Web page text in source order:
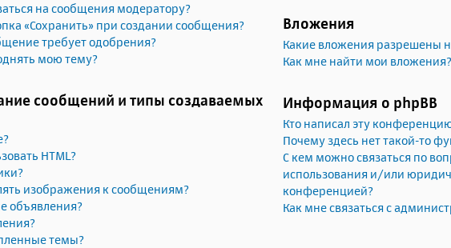
на сообщения модератору?
«Сохранить» при создании сообщения?
требует одобрения?
мою тему?
сообщений и типы создаваемых
HTML?
изображения к сообщениям?
объявления?
темы?
Вложения
Какие вложения разрешены
Как мне найти мои вложения?
Информация о phpBB
Кто написал эту
Почему здесь нет такой-то
С кем можно связаться по
использования и/или
конференцией?
Как мне связаться с